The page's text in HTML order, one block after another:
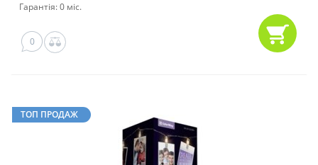
Гарантія: 0 міс.
0
ТОП ПРОДАЖ